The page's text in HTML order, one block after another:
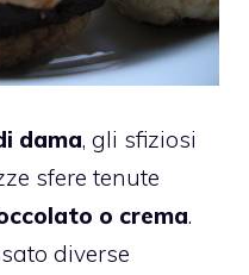
dama, gli sfiziosi
sfere tenute
o crema.
diverse